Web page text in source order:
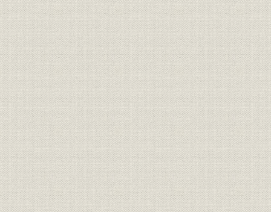
II 言論編 戦後日本の再建に対する提言
第1章 終戦と日本の再出発
第2章 戦後経済改革をめぐって
第3章 経済再建政策への提言
第4章 朝鮮戦争と講和問題
第5部 昭和戦後期 2
I 経営編 高度成長の波に乗り経営基盤を確立
第1章 高度成長時代前夜の経営
第2章 新社屋移転後の経営展開